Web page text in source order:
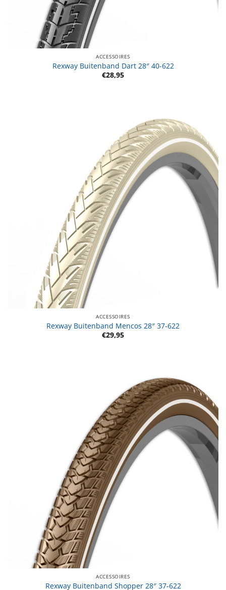
ACCESSOIRES
Rexway Buitenband Dart 28″ 40-622
€28,95
ACCESSOIRES
Rexway Buitenband Mencos 28″ 37-622
€29,95
ACCESSOIRES
Rexway Buitenband Shopper 28″ 37-622